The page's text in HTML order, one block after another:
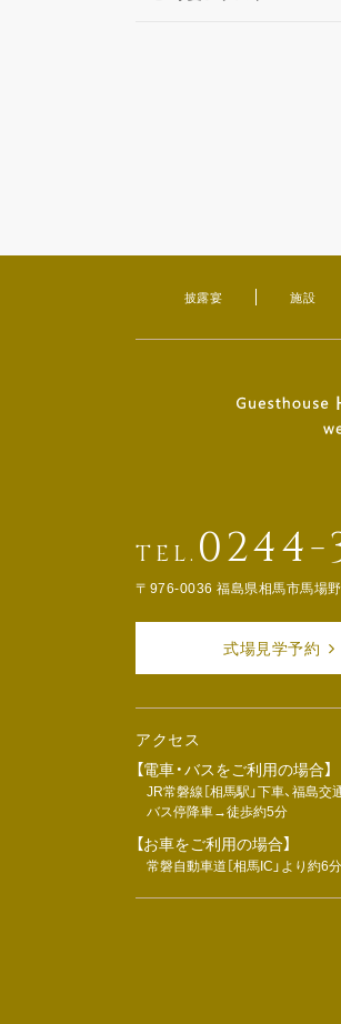
披露宴 施設
TEL. 0244-
〒976-0036 福島県相馬市馬場
式場見学予約
アクセス
【電車・バスをご利用の場合】
JR常磐線［相馬駅」下車、福島
バス停降車→徒歩約5分
【お車をご利用の場合】
常磐自動車道［相馬IC」より約6